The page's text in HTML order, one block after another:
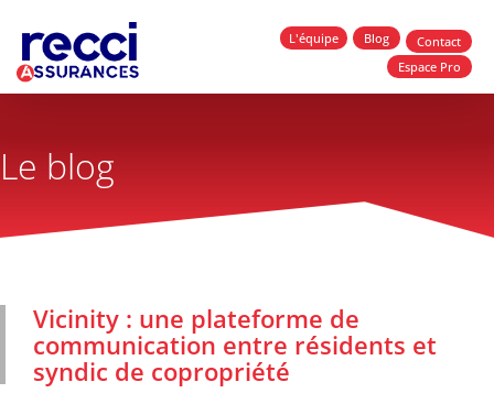
L'équipe Blog
Contact
Espace Pro
Le blog
Vicinity : une plateforme de
communication entre résidents et
syndic de copropriété